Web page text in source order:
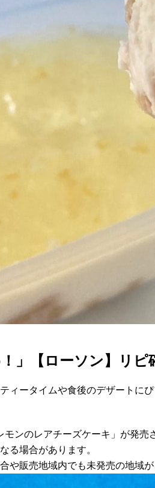
」【ローソン】リ
ィータイムや食後のデザートに
ンのレアチーズケーキ」が発売
る場合があります。
販売地域内でも未発売の地域が